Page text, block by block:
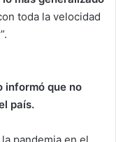
toda la velocidad
informó que no
país.
pandemia en el